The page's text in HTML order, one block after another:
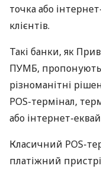
точка або
клієнтів.
Такі банки, як
ПУМБ, пропонують
різноманітні
POS-термінал,
або інтернет-
Класичний POS-
платіжний